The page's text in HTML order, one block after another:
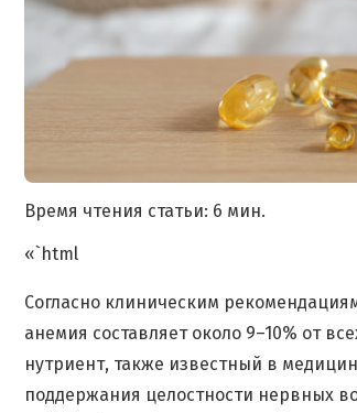
Время чтения статьи: 6 мин.
«`html
Согласно клиническим
анемия составляет около 9–10% от
нутриент, также известный в
поддержания целостности нервных